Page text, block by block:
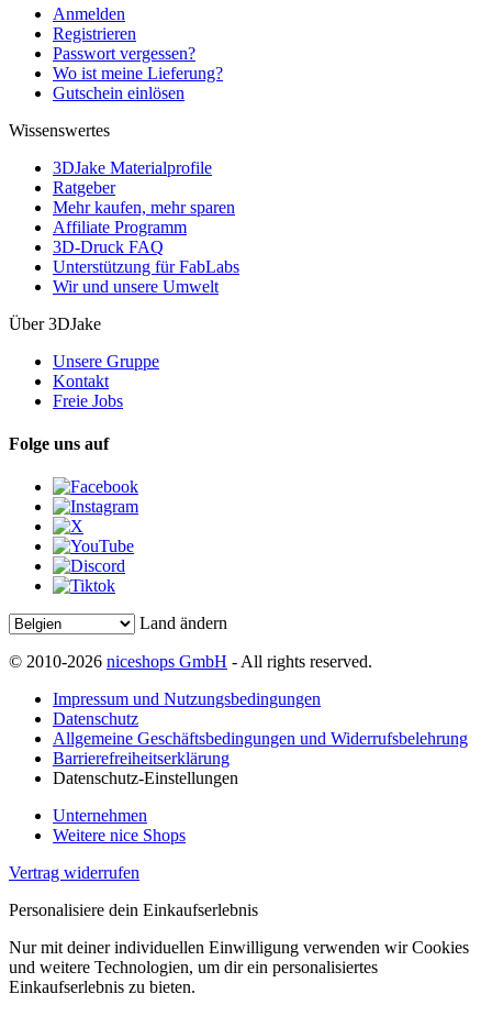
Anmelden
Registrieren
Passwort vergessen?
Wo ist meine Lieferung?
Gutschein einlösen
Wissenswertes
3DJake Materialprofile
Ratgeber
Mehr kaufen, mehr sparen
Affiliate Programm
3D-Druck FAQ
Unterstützung für FabLabs
Wir und unsere Umwelt
Über 3DJake
Unsere Gruppe
Kontakt
Freie Jobs
Folge uns auf
Land ändern
© 2010-2026 niceshops GmbH - All rights reserved.
Impressum und Nutzungsbedingungen
Datenschutz
Allgemeine Geschäftsbedingungen und Widerrufsbelehrung
Barrierefreiheitserklärung
Datenschutz-Einstellungen
Unternehmen
Weitere nice Shops
Vertrag widerrufen
Personalisiere dein Einkaufserlebnis
Nur mit deiner individuellen Einwilligung verwenden wir Cookies
und weitere Technologien, um dir ein personalisiertes
Einkaufserlebnis zu bieten.